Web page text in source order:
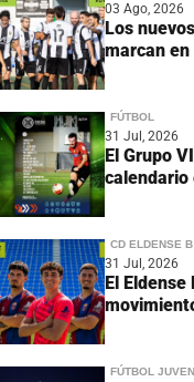
03 Ago, 2026
Los
marcan
FÚTBOL
31 Jul, 2026
El Grupo
calendario
CD ELDENSE B
31 Jul, 2026
El
FÚTBOL